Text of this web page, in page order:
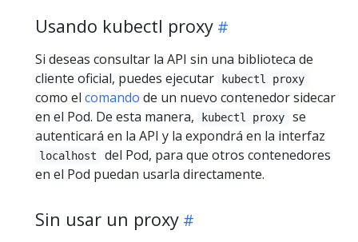
Usando kubectl proxy
Si deseas consultar la API sin una biblioteca de
cliente oficial, puedes ejecutar
kubectl proxy
como el comando de un nuevo contenedor sidecar
en el Pod. De esta manera,
kubectl proxy
se
autenticará en la API y la expondrá en la interfaz
localhost
del Pod, para que otros contenedores
en el Pod puedan usarla directamente.
Sin usar un proxy